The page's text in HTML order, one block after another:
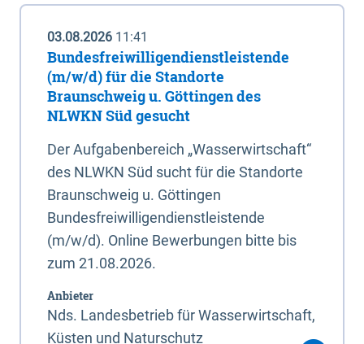
03.08.2026 11:41
Bundesfreiwilligendienstleistende
(m/w/d) für die Standorte
Braunschweig u. Göttingen des
NLWKN Süd gesucht
Der Aufgabenbereich „Wasserwirtschaft“
des NLWKN Süd sucht für die Standorte
Braunschweig u. Göttingen
Bundesfreiwilligendienstleistende
(m/w/d). Online Bewerbungen bitte bis
zum 21.08.2026.
Anbieter
Nds. Landesbetrieb für Wasserwirtschaft,
Küsten und Naturschutz